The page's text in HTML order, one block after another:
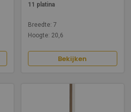
11 platina
Breedte: 7
Hoogte: 20,6
Bekijken